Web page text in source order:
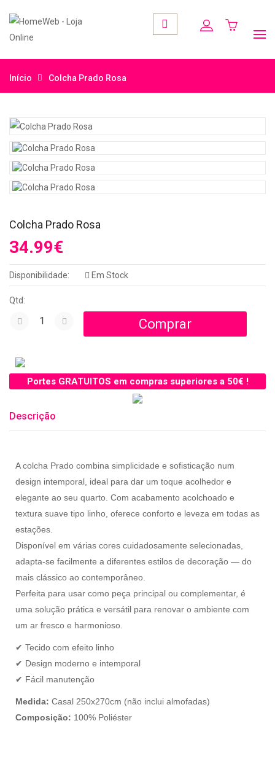
Início Colcha Prado Rosa
Colcha Prado Rosa
34.99€
Disponibilidade: Em Stock
Qtd:
Portes GRATUITOS em compras superiores a 50€ !
Descrição
A colcha Prado combina simplicidade e sofisticação num
design intemporal, ideal para dar um toque acolhedor e
elegante ao seu quarto. Com acabamento acolchoado e
textura suave tipo linho, oferece conforto e leveza em todas as
estações.
Disponível em várias cores cuidadosamente selecionadas,
adapta-se facilmente a diferentes estilos de decoração — do
mais clássico ao contemporâneo.
Perfeita para usar como peça principal ou complementar, é
uma solução prática e versátil para renovar o ambiente com
um ar fresco e harmonioso.
✔ Tecido com efeito linho
✔ Design moderno e intemporal
✔ Fácil manutenção
Medida: Casal 250x270cm (não inclui almofadas)
Composição: 100% Poliéster